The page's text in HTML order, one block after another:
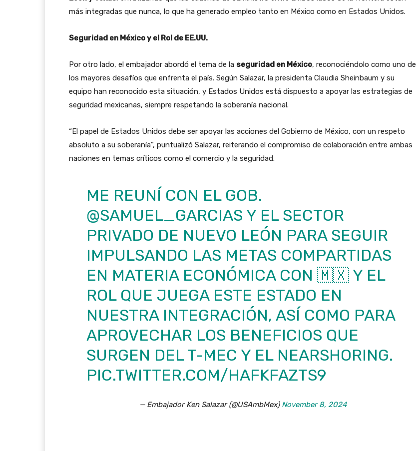
más integradas que nunca, lo que ha generado empleo tanto en México como en Estados Unidos.
Seguridad en México y el Rol de EE.UU.
Por otro lado, el embajador abordó el tema de la seguridad en México, reconociéndolo como uno de
los mayores desafíos que enfrenta el país. Según Salazar, la presidenta Claudia Sheinbaum y su
equipo han reconocido esta situación, y Estados Unidos está dispuesto a apoyar las estrategias de
seguridad mexicanas, siempre respetando la soberanía nacional.
“El papel de Estados Unidos debe ser apoyar las acciones del Gobierno de México, con un respeto
absoluto a su soberanía”, puntualizó Salazar, reiterando el compromiso de colaboración entre ambas
naciones en temas críticos como el comercio y la seguridad.
ME REUNÍ CON EL GOB.
@SAMUEL_GARCIAS Y EL SECTOR
PRIVADO DE NUEVO LEÓN PARA SEGUIR
IMPULSANDO LAS METAS COMPARTIDAS
EN MATERIA ECONÓMICA CON 🇲🇽 Y EL
ROL QUE JUEGA ESTE ESTADO EN
NUESTRA INTEGRACIÓN, ASÍ COMO PARA
APROVECHAR LOS BENEFICIOS QUE
SURGEN DEL T-MEC Y EL NEARSHORING.
PIC.TWITTER.COM/HAFKFAZTS9
— Embajador Ken Salazar (@USAmbMex) November 8, 2024